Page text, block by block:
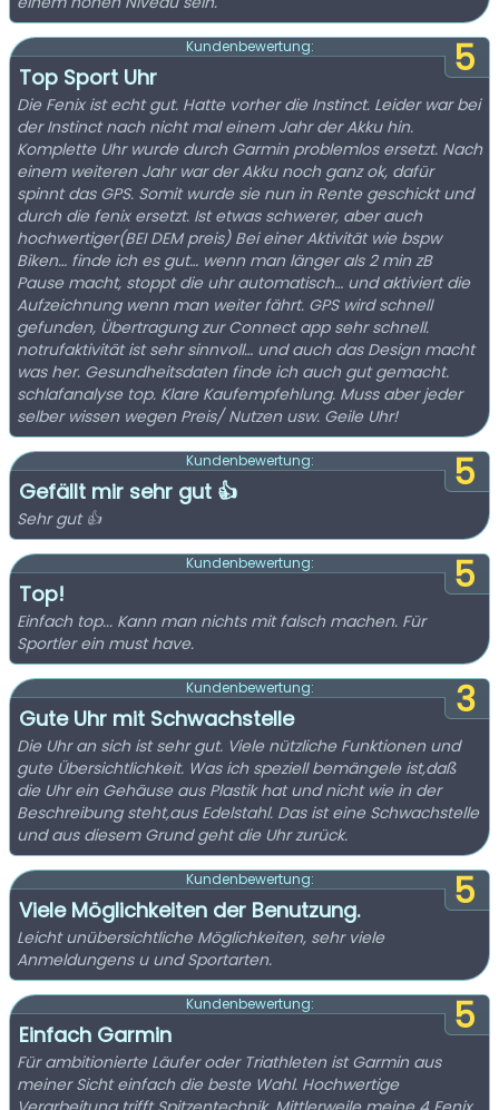
5
Kundenbewertung:
Top Sport Uhr
Die Fenix ist echt gut. Hatte vorher die Instinct. Leider war bei
der Instinct nach nicht mal einem Jahr der Akku hin.
Komplette Uhr wurde durch Garmin problemlos ersetzt. Nach
einem weiteren Jahr war der Akku noch ganz ok, dafür
spinnt das GPS. Somit wurde sie nun in Rente geschickt und
durch die fenix ersetzt. Ist etwas schwerer, aber auch
hochwertiger(BEI DEM preis) Bei einer Aktivität wie bspw
Biken… finde ich es gut… wenn man länger als 2 min zB
Pause macht, stoppt die uhr automatisch… und aktiviert die
Aufzeichnung wenn man weiter fährt. GPS wird schnell
gefunden, Übertragung zur Connect app sehr schnell.
notrufaktivität ist sehr sinnvoll… und auch das Design macht
was her. Gesundheitsdaten finde ich auch gut gemacht.
schlafanalyse top. Klare Kaufempfehlung. Muss aber jeder
selber wissen wegen Preis/ Nutzen usw. Geile Uhr!
5
Kundenbewertung:
Gefällt mir sehr gut 👍
Sehr gut 👍
5
Kundenbewertung:
Top!
Einfach top... Kann man nichts mit falsch machen. Für
Sportler ein must have.
3
Kundenbewertung:
Gute Uhr mit Schwachstelle
Die Uhr an sich ist sehr gut. Viele nützliche Funktionen und
gute Übersichtlichkeit. Was ich speziell bemängele ist,daß
die Uhr ein Gehäuse aus Plastik hat und nicht wie in der
Beschreibung steht,aus Edelstahl. Das ist eine Schwachstelle
und aus diesem Grund geht die Uhr zurück.
5
Kundenbewertung:
Viele Möglichkeiten der Benutzung.
Leicht unübersichtliche Möglichkeiten, sehr viele
Anmeldungens u und Sportarten.
5
Kundenbewertung:
Einfach Garmin
Für ambitionierte Läufer oder Triathleten ist Garmin aus
meiner Sicht einfach die beste Wahl. Hochwertige